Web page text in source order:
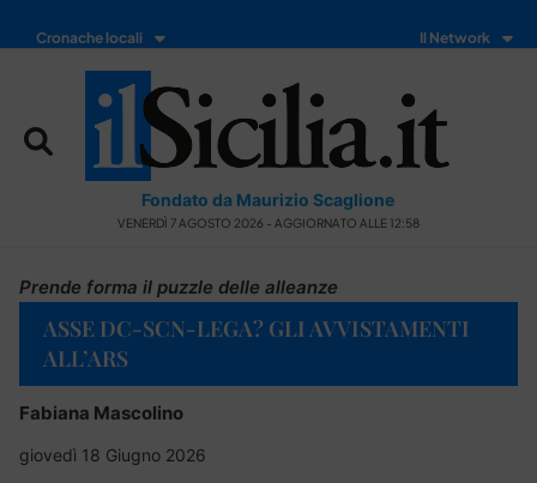
Cronache locali Il Network
Fondato da Maurizio Scaglione
VENERDÌ 7 AGOSTO 2026 - AGGIORNATO ALLE 12:58
Prende forma il puzzle delle alleanze
ASSE DC-SCN-LEGA? GLI AVVISTAMENTI
ALL’ARS
Fabiana Mascolino
giovedì 18 Giugno 2026